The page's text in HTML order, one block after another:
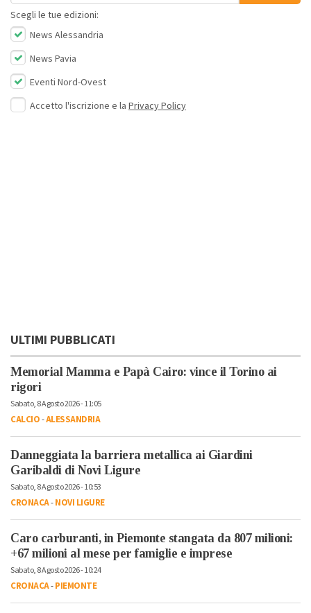
Scegli le tue edizioni:
News Alessandria
News Pavia
Eventi Nord-Ovest
Accetto l'iscrizione e la Privacy Policy
ULTIMI PUBBLICATI
Memorial Mamma e Papà Cairo: vince il Torino ai
rigori
Sabato, 8 Agosto 2026 - 11:05
CALCIO-ALESSANDRIA
Danneggiata la barriera metallica ai Giardini
Garibaldi di Novi Ligure
Sabato, 8 Agosto 2026 - 10:53
CRONACA-NOVI LIGURE
Caro carburanti, in Piemonte stangata da 807 milioni:
+67 milioni al mese per famiglie e imprese
Sabato, 8 Agosto 2026 - 10:24
CRONACA-PIEMONTE